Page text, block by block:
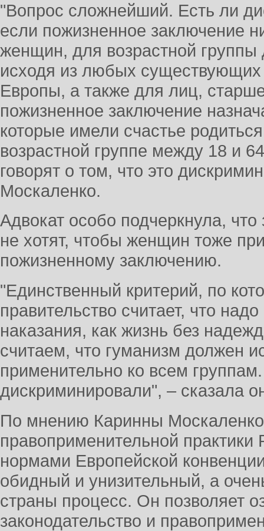
"Вопрос сложнейший. Есть ли
если пожизненное заключение
женщин, для возрастной группы
исходя из любых существующих
Европы, а также для лиц,
пожизненное заключение
которые имели счастье
возрастной группе между 18 и
говорят о том, что это
Москаленко.
Адвокат особо подчеркнула,
не хотят, чтобы женщин тоже
пожизненному заключению.
"Единственный критерий, по
правительство считает, что
наказания, как жизнь без
считаем, что гуманизм должен
применительно ко всем
дискриминировали", – сказала
По мнению Каринны
правоприменительной практики
нормами Европейской
обидный и унизительный, а
страны процесс. Он позволяет
законодательство и